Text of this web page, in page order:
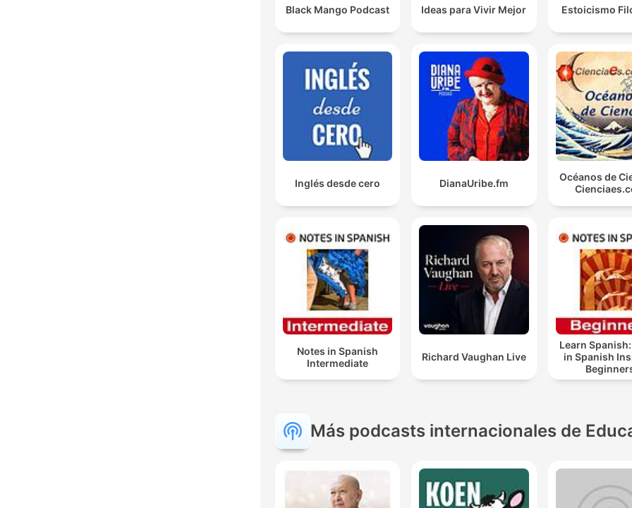
Black Mango Podcast Ideas para Vivir Mejor Estoicismo
Inglés desde cero DianaUribe.fm
Océanos de
Notes in Spanish
Intermediate
Richard Vaughan Live
Learn
in Spanish
Más podcasts internacionales de